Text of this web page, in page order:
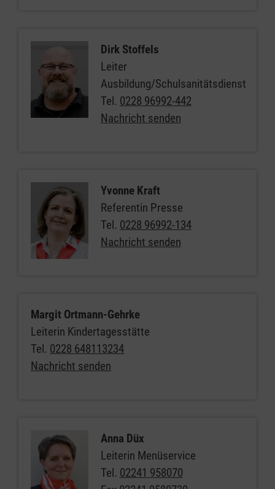
Dirk Stoffels
Leiter
Ausbildung/Schulsanitätsdienst
Tel. 0228 96992-442
Nachricht senden
Yvonne Kraft
Referentin Presse
Tel. 0228 96992-134
Nachricht senden
Margit Ortmann-Gehrke
Leiterin Kindertagesstätte
Tel. 0228 648113234
Nachricht senden
Anna Düx
Leiterin Menüservice
Tel. 02241 958070